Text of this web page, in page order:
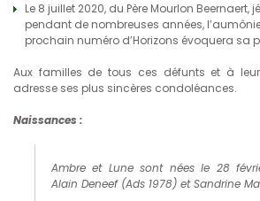
Le 8 juillet 2020, du Père Mourlon Beernaert,
pendant de nombreuses années, l’aumônier
prochain numéro d’Horizons évoquera sa
Aux familles de tous ces défunts et à
adresse ses plus sincères condoléances.
Naissances :
Ambre et Lune sont nées le 28
Alain Deneef (Ads 1978) et Sandrine